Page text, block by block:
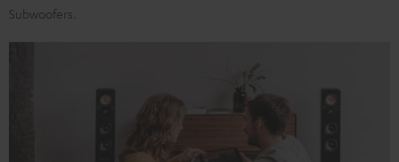
Subwoofers.